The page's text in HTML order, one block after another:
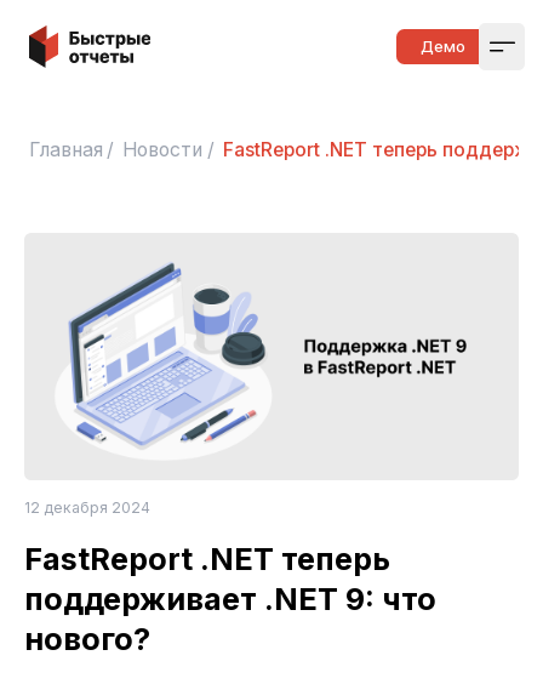
Быстрые отчеты Демо
Главная / Новости / FastReport .NET теперь
12 декабря 2024
FastReport .NET теперь
поддерживает .NET 9: что
нового?